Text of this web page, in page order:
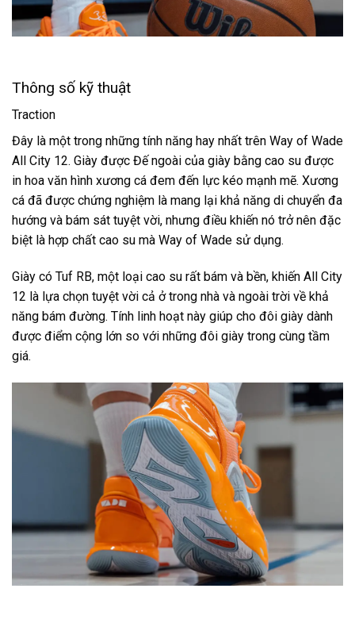
Thông số kỹ thuật
Traction
Đây là một trong những tính năng hay nhất trên Way of Wade
All City 12. Giày được Đế ngoài của giày bằng cao su được
in hoa văn hình xương cá đem đến lực kéo mạnh mẽ. Xương
cá đã được chứng nghiệm là mang lại khả năng di chuyển đa
hướng và bám sát tuyệt vời, nhưng điều khiến nó trở nên đặc
biệt là hợp chất cao su mà Way of Wade sử dụng.
Giày có Tuf RB, một loại cao su rất bám và bền, khiến All City
12 là lựa chọn tuyệt vời cả ở trong nhà và ngoài trời về khả
năng bám đường. Tính linh hoạt này giúp cho đôi giày dành
được điểm cộng lớn so với những đôi giày trong cùng tầm
giá.